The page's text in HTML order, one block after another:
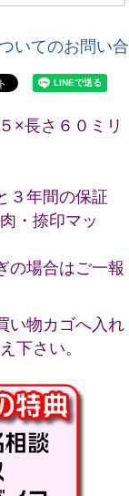
いてのお問い
×長さ６０ミリ
３年間の保証
・捺印マッ
の場合はご一報
い物カゴへ入れ
下さい。